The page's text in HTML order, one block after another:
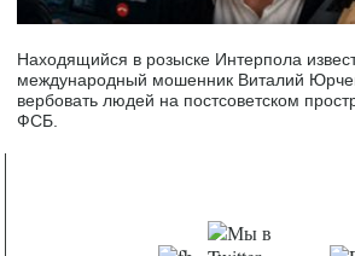
Находящийся в розыске Интерпола
международный мошенник Виталий
вербовать людей на постсоветском
ФСБ.